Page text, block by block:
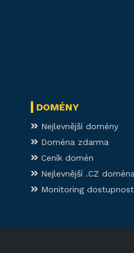
DOMÉNY
Nejlevnější domény
Doména zdarma
Ceník domén
Nejlevnější .CZ doména
Monitoring